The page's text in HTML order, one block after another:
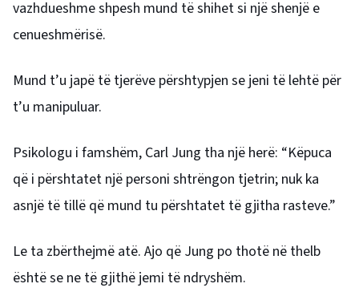
vazhdueshme shpesh mund të shihet si një shenjë e
cenueshmërisë.
Mund t’u japë të tjerëve përshtypjen se jeni të lehtë për
t’u manipuluar.
Psikologu i famshëm, Carl Jung tha një herë: “Këpuca
që i përshtatet një personi shtrëngon tjetrin; nuk ka
asnjë të tillë që mund tu përshtatet të gjitha rasteve.”
Le ta zbërthejmë atë. Ajo që Jung po thotë në thelb
është se ne të gjithë jemi të ndryshëm.